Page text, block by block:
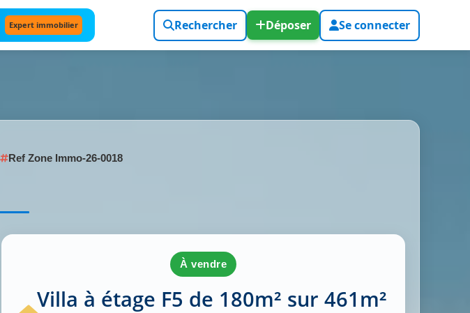
Expert immobilier Rechercher Déposer Se connecter
Ref Zone Immo-26-0018
à vendre
Villa à étage F5 de 180m² sur 461m²